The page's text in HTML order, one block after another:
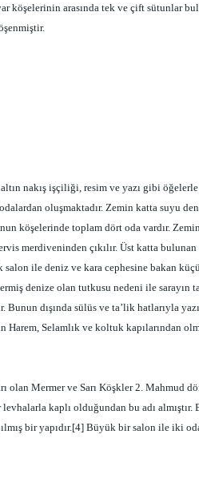
köşelerinin arasında tek ve çift sütunlar
altın nakış işçiliği, resim ve yazı gibi
oluşmaktadır. Zemin katta suyu
köşelerinde toplam dört oda vardır.
merdiveninden çıkılır. Üst katta
ile deniz ve kara cephesine bakan
denize olan tutkusu nedeni ile sarayın
dışında sülüs ve ta’lik hatlarıyla
Harem, Selamlık ve koltuk kapılarından
olan Mermer ve Sarı Köşkler 2. Mahmud
kaplı olduğundan bu adı almıştır.
bir yapıdır.[4] Büyük bir salon ile iki